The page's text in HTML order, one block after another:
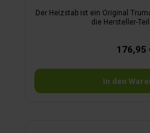
Der Heizstab ist ein Original
die Hersteller-
176,95
In den